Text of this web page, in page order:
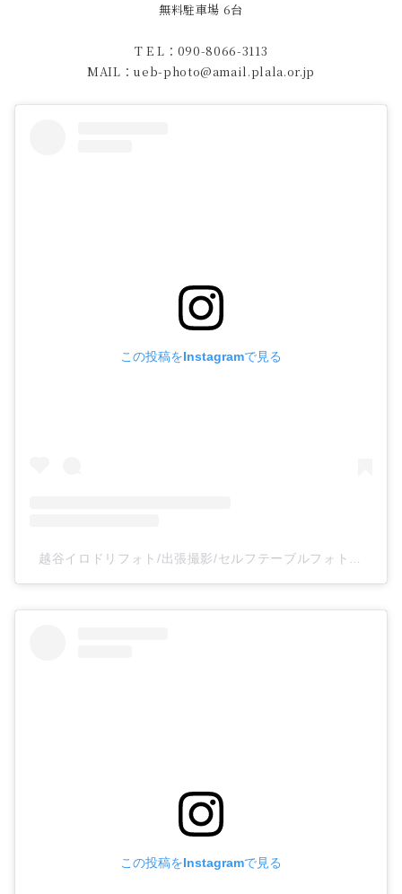
無料駐車場 6台
T E L：090-8066-3113
MAIL：ueb-photo@amail.plala.or.jp
この投稿をInstagramで見る
越谷イロドリフォト/出張撮影/セルフテーブルフォトスタジオ(@irodoriphoto_koshigaya)がシェアした投稿
この投稿をInstagramで見る